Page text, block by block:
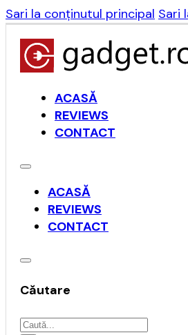
Sari la conținutul principal Sari
ACASĂ
REVIEWS
CONTACT
ACASĂ
REVIEWS
CONTACT
Căutare
Caută